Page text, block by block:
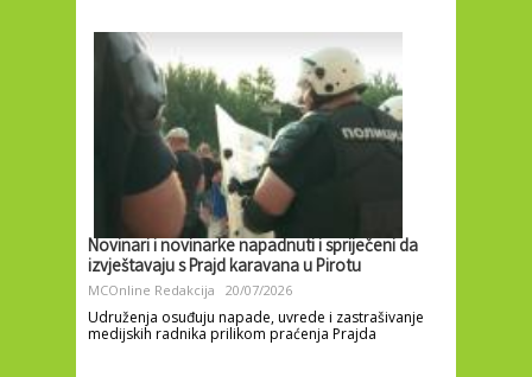
Novinari i novinarke napadnuti i spriječeni da
izvještavaju s Prajd karavana u Pirotu
MCOnline Redakcija 20/07/2026
Udruženja osuđuju napade, uvrede i zastrašivanje
medijskih radnika prilikom praćenja Prajda